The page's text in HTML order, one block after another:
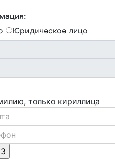
Юридическое лицо
только кириллица